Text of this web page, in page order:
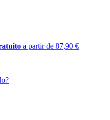
a partir de 87,90 €